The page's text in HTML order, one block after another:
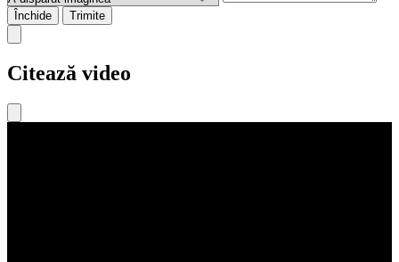
Închide Trimite
Citează video